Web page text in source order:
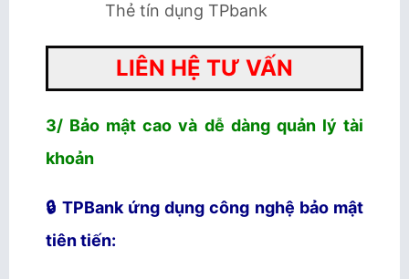
Thẻ tín dụng TPbank
LIÊN HỆ TƯ VẤN
3/ Bảo mật cao và dễ dàng quản lý tài
khoản
🔒 TPBank ứng dụng công nghệ bảo mật
tiên tiến: